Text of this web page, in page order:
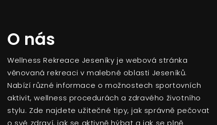
O nás
Wellness Rekreace Jeseníky je webová stránka
věnovaná rekreaci v malebné oblasti Jeseníků.
Nabízí různé informace o možnostech sportovních
aktivit, wellness procedurách a zdravého životního
stylu. Zde najdete užitečné tipy, jak správně pečovat
o své zdraví, jak se aktivně hýbat a jak se plně